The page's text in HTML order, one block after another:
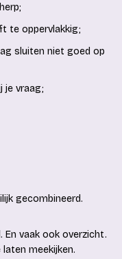
te oppervlakkig;
sluiten niet goed op
je vraag;
gecombineerd.
En vaak ook overzicht.
meekijken.